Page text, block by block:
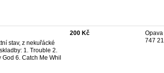
stav, z nekuřácké
1. Trouble 2.
6. Catch Me Whil
200 Kč
Opava
747 21